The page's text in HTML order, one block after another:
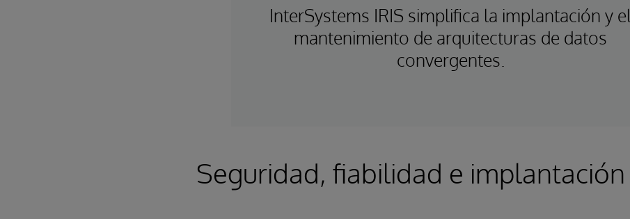
InterSystems IRIS simplifica la implantación y el
mantenimiento de arquitecturas de datos
convergentes.
Seguridad, fiabilidad e implantación